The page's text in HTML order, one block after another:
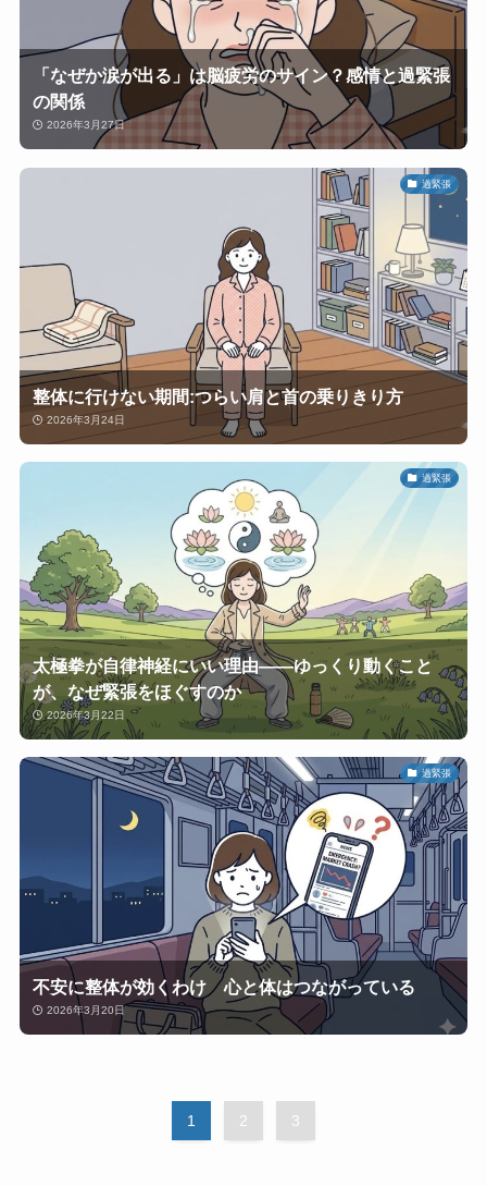
「なぜか涙が出る」は脳疲労のサイン？感情と過緊張
の関係
2026年3月27日
過緊張
整体に行けない期間:つらい肩と首の乗りきり方
2026年3月24日
過緊張
太極拳が自律神経にいい理由——ゆっくり動くこと
が、なぜ緊張をほぐすのか
2026年3月22日
過緊張
不安に整体が効くわけ 心と体はつながっている
2026年3月20日
1 2 3